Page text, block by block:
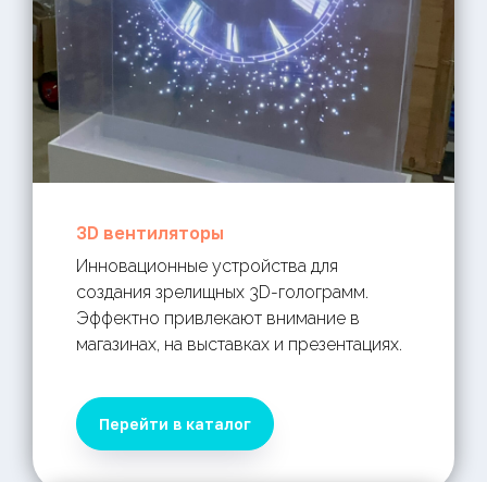
3D вентиляторы
Инновационные устройства для
создания зрелищных 3D-голограмм.
Эффектно привлекают внимание в
магазинах, на выставках и презентациях.
Перейти в каталог